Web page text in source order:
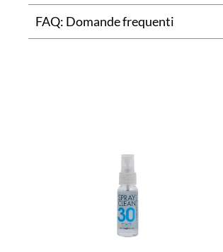
FAQ: Domande frequenti